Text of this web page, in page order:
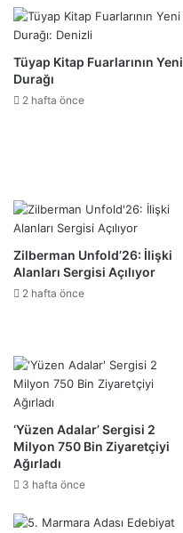
Tüyap Kitap Fuarlarının Yeni
Durağı
2 hafta önce
Zilberman Unfold’26: İlişki
Alanları Sergisi Açılıyor
2 hafta önce
‘Yüzen Adalar’ Sergisi 2
Milyon 750 Bin Ziyaretçiyi
Ağırladı
3 hafta önce